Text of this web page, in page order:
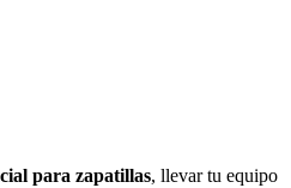
para zapatillas, llevar tu equipo